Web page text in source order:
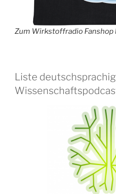
Zum Wirkstoffradio Fanshop
Liste